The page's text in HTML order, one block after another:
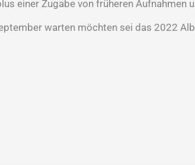
einer Zugabe von früheren Aufnahmen
warten möchten sei das 2022